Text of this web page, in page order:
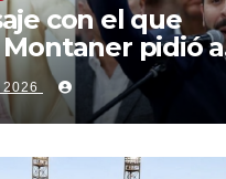
con el que
Montaner pidió a
de la Espriella
Venezuela
2026